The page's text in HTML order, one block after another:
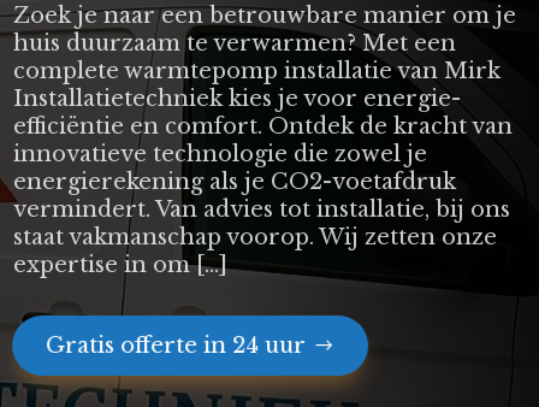
Zoek je naar een betrouwbare manier om je
huis duurzaam te verwarmen? Met een
complete warmtepomp installatie van Mirk
Installatietechniek kies je voor energie-
efficiëntie en comfort. Ontdek de kracht van
innovatieve technologie die zowel je
energierekening als je CO2-voetafdruk
vermindert. Van advies tot installatie, bij ons
staat vakmanschap voorop. Wij zetten onze
expertise in om […]
Gratis offerte in 24 uur